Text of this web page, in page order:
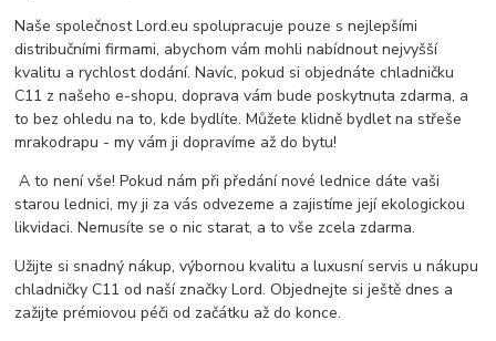
Naše společnost Lord.eu spolupracuje pouze s nejlepšími
distribučními firmami, abychom vám mohli nabídnout nejvyšší
kvalitu a rychlost dodání. Navíc, pokud si objednáte chladničku
C11 z našeho e-shopu, doprava vám bude poskytnuta zdarma, a
to bez ohledu na to, kde bydlíte. Můžete klidně bydlet na střeše
mrakodrapu - my vám ji dopravíme až do bytu!
A to není vše! Pokud nám při předání nové lednice dáte vaši
starou lednici, my ji za vás odvezeme a zajistíme její ekologickou
likvidaci. Nemusíte se o nic starat, a to vše zcela zdarma.
Užijte si snadný nákup, výbornou kvalitu a luxusní servis u nákupu
chladničky C11 od naší značky Lord. Objednejte si ještě dnes a
zažijte prémiovou péči od začátku až do konce.